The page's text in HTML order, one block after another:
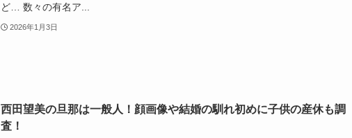
ど… 数々の有名ア...
2026年1月3日
西田望美の旦那は一般人！顔画像や結婚の馴れ初めに子供の産休も調
査！